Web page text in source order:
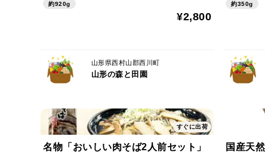
約920g
¥2,800
山形県西村山郡西川町
山形の森と田園
約350g
すぐに出荷
名物「おいしい肉そば2人前セット」
国産天